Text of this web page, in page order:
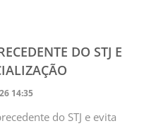
DO STJ E
14:35
do STJ e evita